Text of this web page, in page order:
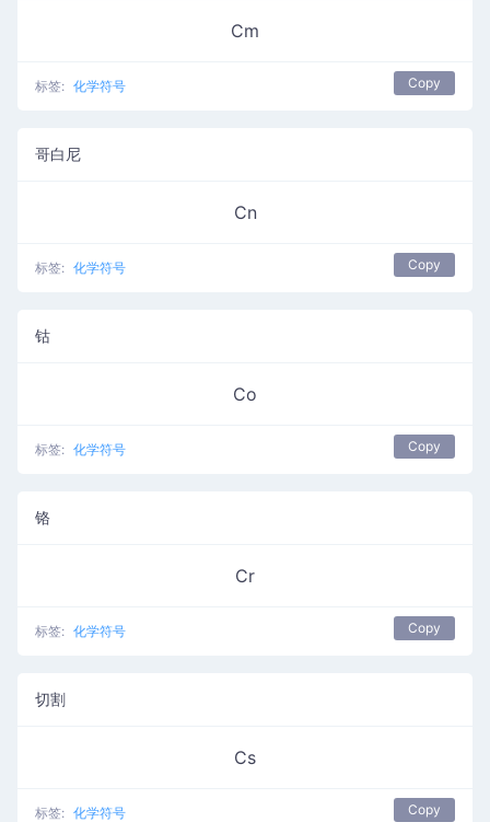
Cm
标签: 化学符号 Copy
哥白尼
Cn
标签: 化学符号 Copy
钴
Co
标签: 化学符号 Copy
铬
Cr
标签: 化学符号 Copy
切割
Cs
标签: 化学符号 Copy